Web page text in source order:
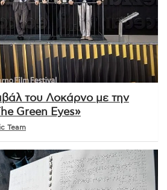
του Λοκάρνο με την
Green Eyes»
Team